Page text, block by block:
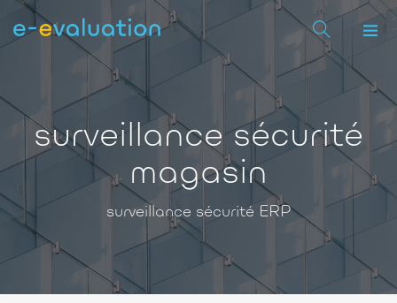
surveillance sécurité
magasin
surveillance sécurité ERP